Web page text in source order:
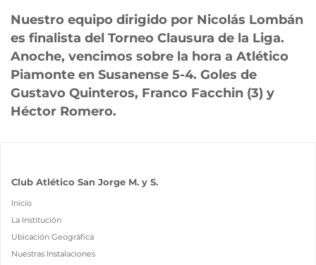
Nuestro equipo dirigido por Nicolás Lombán
es finalista del Torneo Clausura de la Liga.
Anoche, vencimos sobre la hora a Atlético
Piamonte en Susanense 5-4. Goles de
Gustavo Quinteros, Franco Facchin (3) y
Héctor Romero.
Club Atlético San Jorge M. y S.
Inicio
La Institución
Ubicación Geográfica
Nuestras Instalaciones